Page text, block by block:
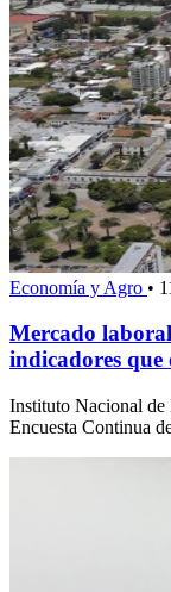
Economía y Agro •
Mercado
indicadores que
Instituto Nacional de
Encuesta Continua